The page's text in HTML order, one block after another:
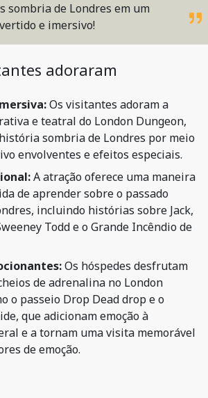
sombria de Londres em um
e imersivo!
adoraram
Os visitantes adoram a
e teatral do London Dungeon,
sombria de Londres por meio
envolventes e efeitos especiais.
A atração oferece uma maneira
de aprender sobre o passado
incluindo histórias sobre Jack,
Todd e o Grande Incêndio de
Os hóspedes desfrutam
de adrenalina no London
o passeio Drop Dead drop e o
que adicionam emoção à
e a tornam uma visita memorável
de emoção.